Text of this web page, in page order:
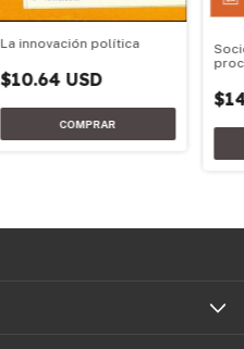
La innovación política
$10.64 USD